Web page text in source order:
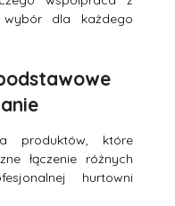
dla każdego
produktów, które
łączenie różnych
hurtowni